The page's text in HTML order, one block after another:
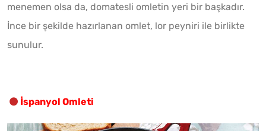
menemen olsa da, domatesli omletin yeri bir başkadır.
İnce bir şekilde hazırlanan omlet, lor peyniri ile birlikte
sunulur.
İspanyol Omleti